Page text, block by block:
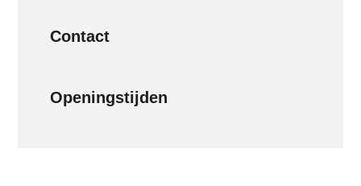
Contact
Openingstijden